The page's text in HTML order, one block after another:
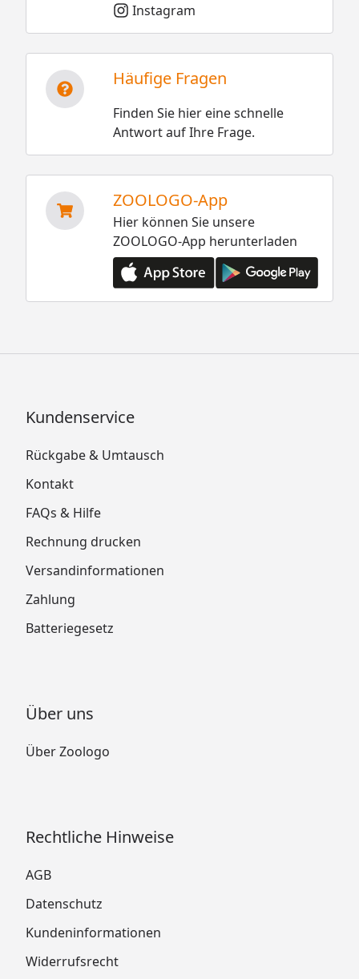
Instagram
Häufige Fragen
Finden Sie hier eine schnelle
Antwort auf Ihre Frage.
ZOOLOGO-App
Hier können Sie unsere
ZOOLOGO-App herunterladen
Kundenservice
Rückgabe & Umtausch
Kontakt
FAQs & Hilfe
Rechnung drucken
Versandinformationen
Zahlung
Batteriegesetz
Über uns
Über Zoologo
Rechtliche Hinweise
AGB
Datenschutz
Kundeninformationen
Widerrufsrecht